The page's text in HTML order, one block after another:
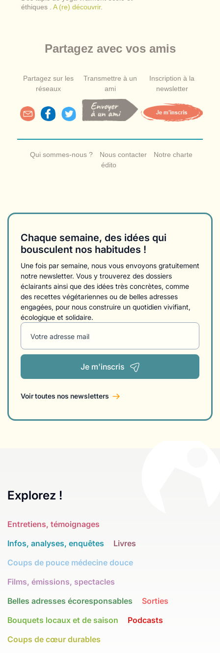
éthiques .A (re) découvrir.
Partagez avec vos amis
Partagez sur les
réseaux
Transmettre à un
ami
Inscription à la
newsletter
Qui sommes-nous ? Nous contacter
Notre charte
édito
Chaque semaine, des idées qui
bousculent nos habitudes !
Une fois par semaine, nous vous envoyons gratuitement
notre newsletter. Vous y trouverez des dossiers
éclairants ainsi que des idées très concrètes, comme
des recettes végétariennes ou de belles adresses
engagées, pour nous construire un quotidien vivifiant,
écologique et solidaire.
Votre adresse mail
Je m'inscris
Voir toutes nos newsletters
Explorez !
Entretiens, témoignages
Infos, analyses, enquêtes
Livres
Coups de pouce médecine douce
Films, émissions, spectacles
Belles adresses écoresponsables
Sorties
Bouquets locaux et de saison
Podcasts
Coups de cœur durables